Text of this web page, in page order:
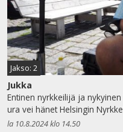
Jakso: 2
Jukka
Entinen nyrkkeilijä ja
ura vei hänet Helsingin
la 10.8.2024 klo 14.50